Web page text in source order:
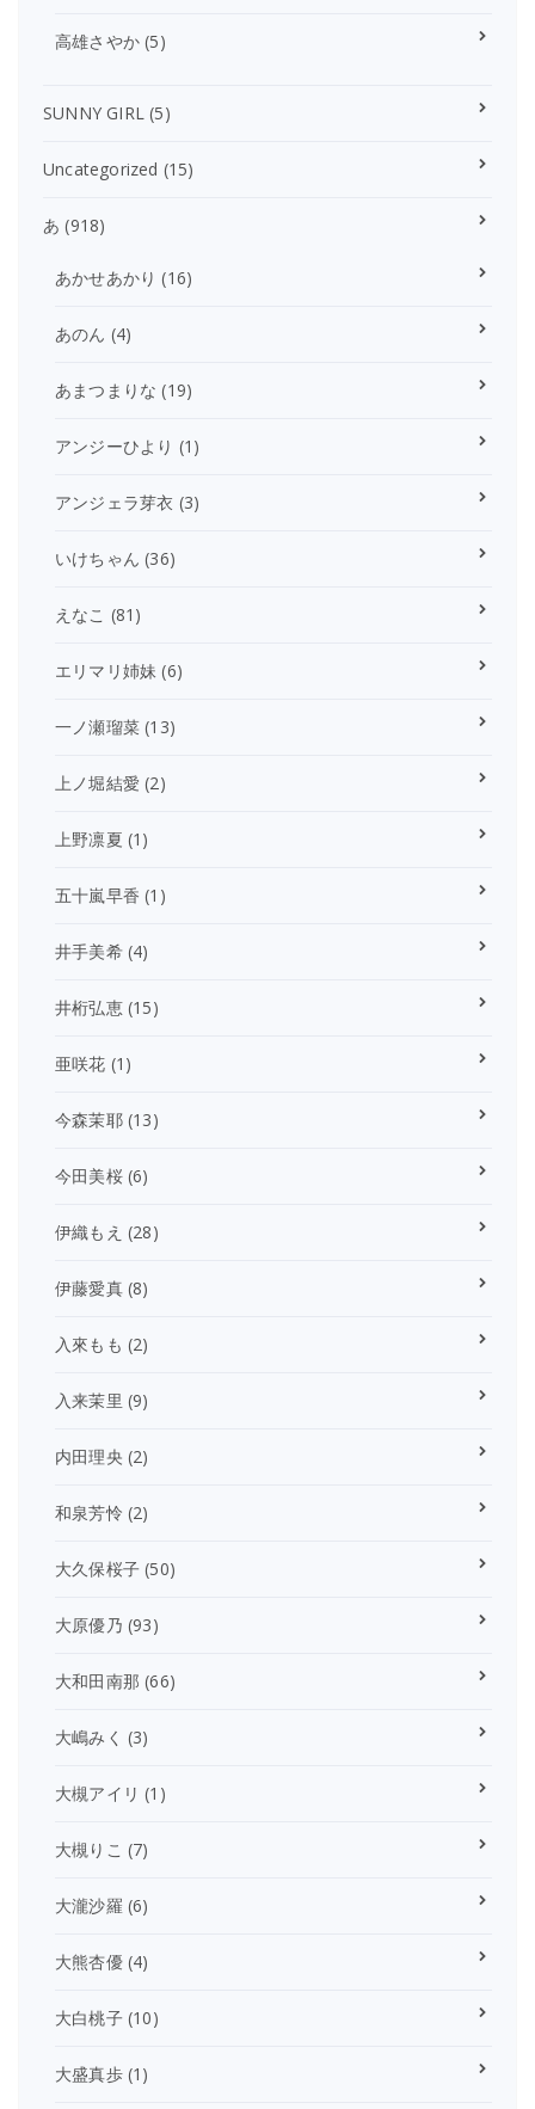
高雄さやか (5)
SUNNY GIRL (5)
Uncategorized (15)
あ (918)
あかせあかり (16)
あのん (4)
あまつまりな (19)
アンジーひより (1)
アンジェラ芽衣 (3)
いけちゃん (36)
えなこ (81)
エリマリ姉妹 (6)
一ノ瀬瑠菜 (13)
上ノ堀結愛 (2)
上野凛夏 (1)
五十嵐早香 (1)
井手美希(4)
井桁弘恵(15)
亜咲花 (1)
今森茉耶(13)
今田美桜(6)
伊織もえ (28)
伊藤愛真(8)
入來もも (2)
入来茉里 (9)
内田理央 (2)
和泉芳怜 (2)
大久保桜子 (50)
大原優乃 (93)
大和田南那 (66)
大嶋みく (3)
大槻アイリ (1)
大槻りこ (7)
大瀧沙羅 (6)
大熊杏優(4)
大白桃子(10)
大盛真歩(1)